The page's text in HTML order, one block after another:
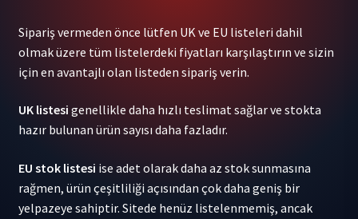
Sipariş vermeden önce lütfen UK ve EU listeleri dahil
olmak üzere tüm listelerdeki fiyatları karşılaştırın ve sizin
için en avantajlı olan listeden sipariş verin.
UK listesi genellikle daha hızlı teslimat sağlar ve stokta
hazır bulunan ürün sayısı daha fazladır.
EU stok listesi ise adet olarak daha az stok sunmasına
rağmen, ürün çeşitliliği açısından çok daha geniş bir
yelpazeye sahiptir. Sitede henüz listelenmemiş, ancak